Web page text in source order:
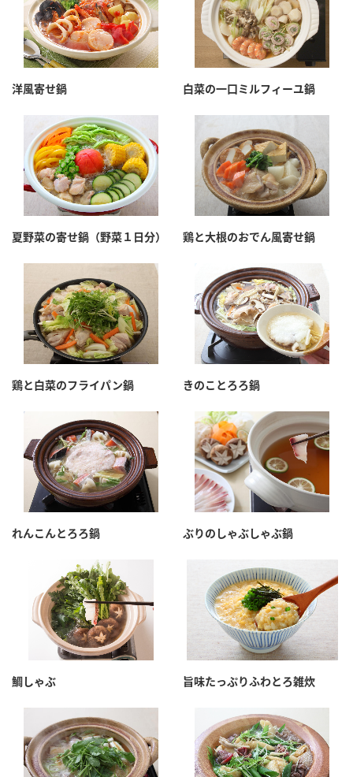
洋風寄せ鍋 白菜の一口ミルフィーユ鍋
夏野菜の寄せ鍋（野菜１日分） 鶏と大根のおでん風寄せ鍋
鶏と白菜のフライパン鍋 きのことろろ鍋
れんこんとろろ鍋 ぶりのしゃぶしゃぶ鍋
鯛しゃぶ 旨味たっぷりふわとろ雑炊